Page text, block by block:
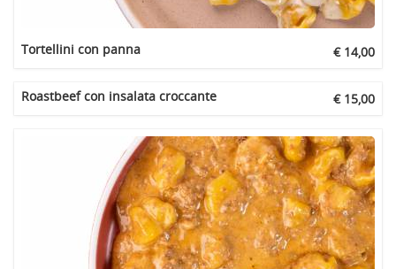
Tortellini con panna € 14,00
Roastbeef con insalata croccante € 15,00